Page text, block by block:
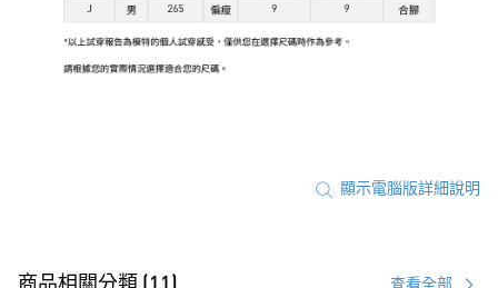
顯示電腦版詳細說明
查看全部